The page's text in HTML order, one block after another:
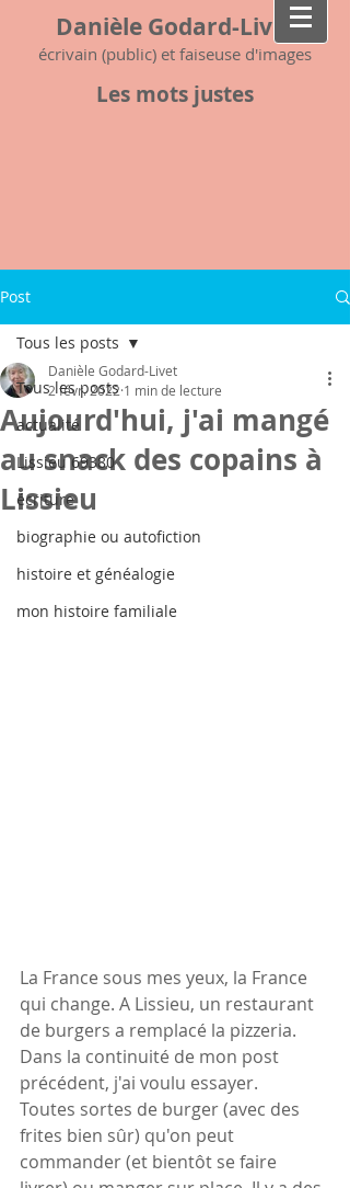
Danièle Godard-Livet
écrivain (public) et faiseuse d'images
Les mots justes
Post
Tous les posts
actualité
Lissieu 69380
écriture
biographie ou autofiction
histoire et généalogie
mon histoire familiale
Tous les posts
Aujourd'hui, j'ai mangé
au snack des copains à
Lissieu
Danièle Godard-Livet
2 févr. 2022 1 min de lecture
La France sous mes yeux, la France
qui change. A Lissieu, un restaurant
de burgers a remplacé la pizzeria.
Dans la continuité de mon post
précédent, j'ai voulu essayer.
Toutes sortes de burger (avec des
frites bien sûr) qu'on peut
commander (et bientôt se faire